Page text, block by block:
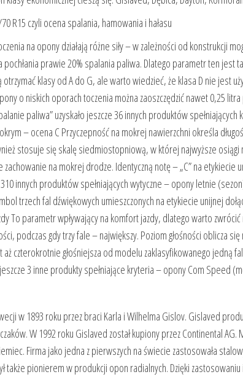
R15 czyli ocena spalania, hamowania i hałasu
na opony działają różne siły – w zależności od konstrukcji
prawie 20% spalania paliwa. Dlatego parametr ten jest
klasy od A do G, ale warto wiedzieć, że klasa D nie jest
o niskich oporach toczenia można zaoszczędzić nawet 0,25
paliwa” uzyskało jeszcze 36 innych produktów
– ocena C Przyczepność na mokrej nawierzchni określa
stosuje się skalę siedmiostopniową, w której najwyższe osiągi
zachowanie na mokrej drodze. Identyczną notę – „C” na etykiecie
innych produktów spełniających wytyczne – opony letnie
trzech fal dźwiękowych umieszczonych na etykiecie unijnej
To parametr wpływający na komfort jazdy, dlatego warto
podczas gdy trzy fale – największy. Poziom głośności oblicza
czterokrotnie głośniejsza od modelu zaklasyfikowanego jedną
jeszcze 3 inne produkty spełniające kryteria – opony Com Speed
w 1893 roku przez braci Karla i Wilhelma Gislov. Gislaved
W 1992 roku Gislaved został kupiony przez Continental AG.
Firma jako jedna z pierwszych na świecie zastosowała
także pionierem w produkcji opon radialnych. Dzięki